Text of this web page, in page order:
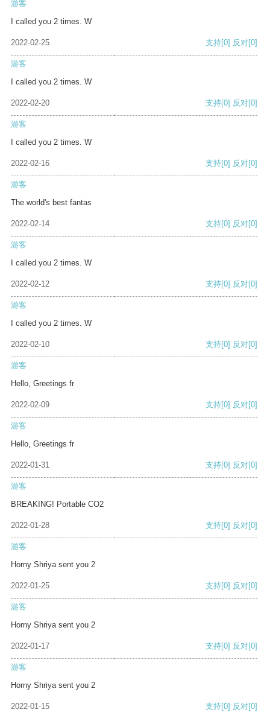
游客
I called you 2 times. W
2022-02-25 支持[0] 反对[0]
游客
I called you 2 times. W
2022-02-20 支持[0] 反对[0]
游客
I called you 2 times. W
2022-02-16 支持[0] 反对[0]
游客
The world's best fantas
2022-02-14 支持[0] 反对[0]
游客
I called you 2 times. W
2022-02-12 支持[0] 反对[0]
游客
I called you 2 times. W
2022-02-10 支持[0] 反对[0]
游客
Hello, Greetings fr
2022-02-09 支持[0] 反对[0]
游客
Hello, Greetings fr
2022-01-31 支持[0] 反对[0]
游客
BREAKING! Portable CO2
2022-01-28 支持[0] 反对[0]
游客
Horny Shriya sent you 2
2022-01-25 支持[0] 反对[0]
游客
Horny Shriya sent you 2
2022-01-17 支持[0] 反对[0]
游客
Horny Shriya sent you 2
2022-01-15 支持[0] 反对[0]